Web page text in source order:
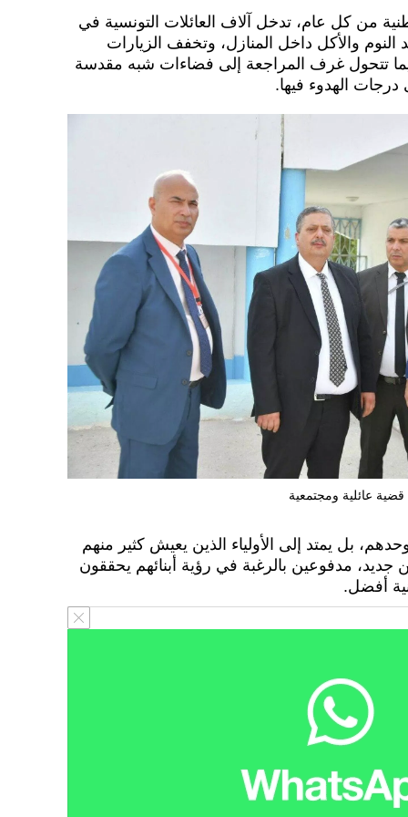
من كل عام، تدخل آلاف العائلات التونسية في
النوم والأكل داخل المنازل، وتخفف الزيارات
فيما تتحول غرف المراجعة إلى فضاءات شبه مقدسة
الهدوء فيها.
عائلية ومجتمعية
بل يمتد إلى الأولياء الذين يعيش كثير منهم
جديد، مدفوعين بالرغبة في رؤية أبنائهم يحققون
أفضل.